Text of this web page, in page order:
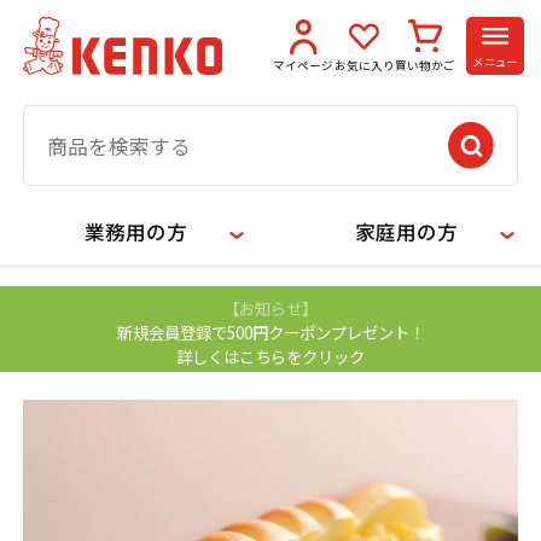
マイページ お気に入り 買い物かご メニュー
業務用の方 家庭用の方
【お知らせ】
新規会員登録で500円クーポンプレゼント！
詳しくはこちらをクリック